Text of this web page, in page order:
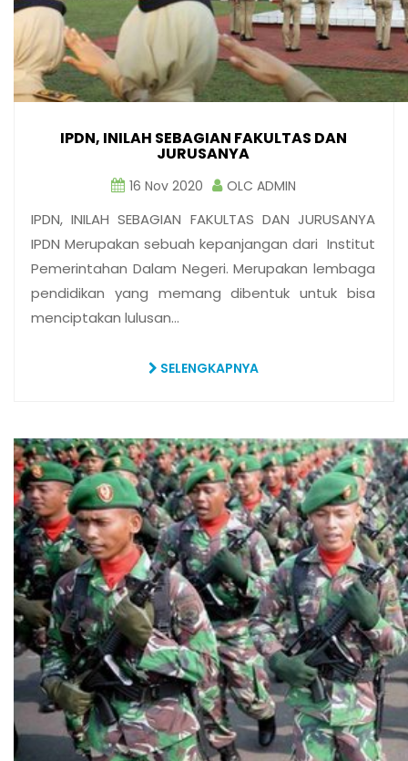
IPDN, INILAH SEBAGIAN FAKULTAS DAN
JURUSANYA
16 Nov 2020 OLC ADMIN
IPDN, INILAH SEBAGIAN FAKULTAS DAN JURUSANYA
IPDN Merupakan sebuah kepanjangan dari Institut
Pemerintahan Dalam Negeri. Merupakan lembaga
pendidikan yang memang dibentuk untuk bisa
menciptakan lulusan…
SELENGKAPNYA